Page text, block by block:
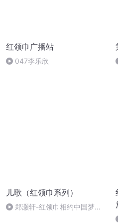
红领巾广播站
047李乐欣
儿歌（红领巾系列）
郑灏轩-红领巾相约中国梦